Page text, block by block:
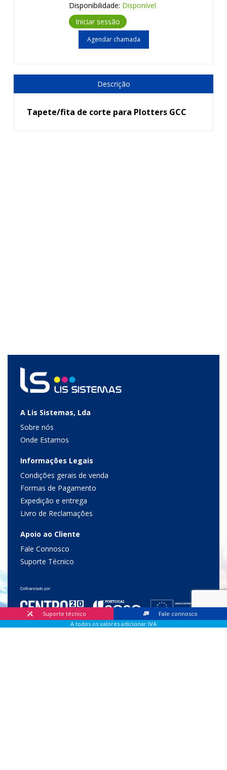
Disponibilidade: Disponível
Iniciar sessão
Agendar chamada
Descrição
Tapete/fita de corte para Plotters GCC
A Lis Sistemas, Lda
Sobre nós
Onde Estamos
Informações Legais
Condições gerais de venda
Formas de Pagamento
Expedição e entrega
Livro de Reclamações
Apoio ao Cliente
Fale Connosco
Suporte Técnico
Suporte técnico
Fale connosco
A todos os valores adicionar IVA